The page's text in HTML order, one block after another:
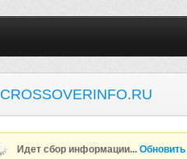
CROSSOVERINFO.RU
Идет сбор информации...Обновить